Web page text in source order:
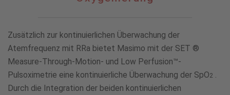
Zusätzlich zur kontinuierlichen Überwachung der
Atemfrequenz mit RRa bietet Masimo mit der SET ®
Measure-Through-Motion- und Low Perfusion™-
Pulsoximetrie eine kontinuierliche Überwachung der SpO2
Durch die Integration der beiden kontinuierlichen